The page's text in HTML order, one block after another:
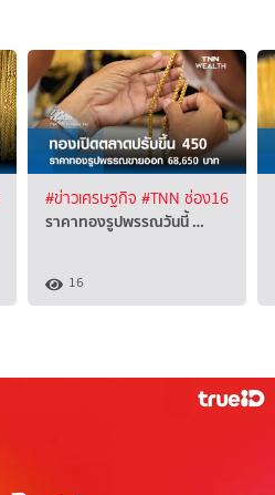
#ข่าวเศรษฐกิจ #TNN ช่อง16
ราคาทองรูปพรรณวันนี้ …
16